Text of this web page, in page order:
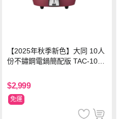
【2025年秋季新色】大同 10人
份不鏽鋼電鍋簡配版 TAC-10L-
$2,999
免運